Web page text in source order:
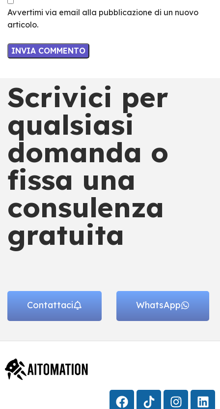
Avvertimi via email alla pubblicazione di un nuovo
articolo.
Scrivici per
qualsiasi
domanda o
fissa una
consulenza
gratuita
Contattaci WhatsApp